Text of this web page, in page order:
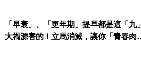
「早衰」、「更年期」提早都是這「九」
大禍源害的！立馬消滅，讓你「青春肉